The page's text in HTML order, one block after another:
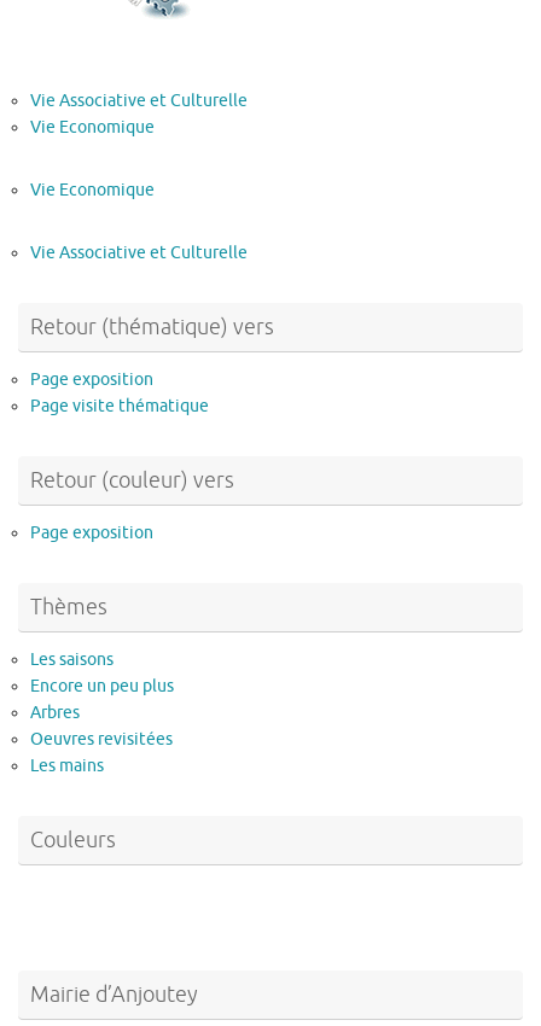
Vie Associative et Culturelle
Vie Economique
Vie Economique
Vie Associative et Culturelle
Retour (thématique) vers
Page exposition
Page visite thématique
Retour (couleur) vers
Page exposition
Thèmes
Les saisons
Encore un peu plus
Arbres
Oeuvres revisitées
Les mains
Couleurs
Mairie d’Anjoutey